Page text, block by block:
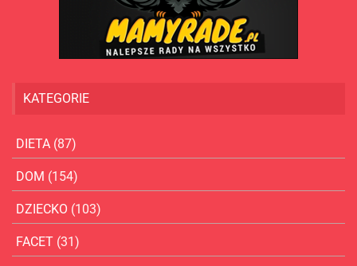
KATEGORIE
DIETA (87)
DOM (154)
DZIECKO (103)
FACET (31)